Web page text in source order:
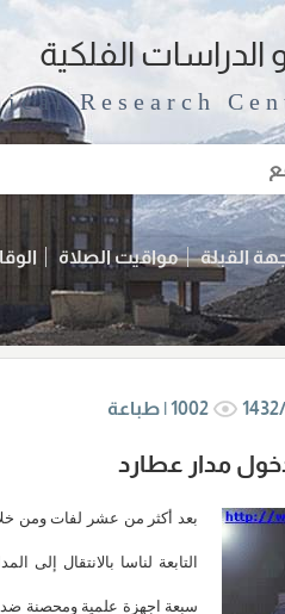
الفلکیة
Research
القبلة مواقيت الصلاة
1002
| طباعة
سبعة اجهزة علمية ومحصنة